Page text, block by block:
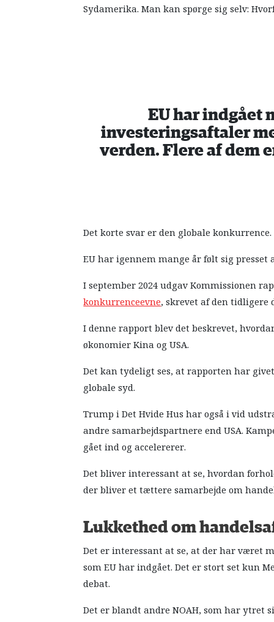
Sydamerika. Man kan spørge sig selv:
EU har indgået
investeringsaftaler
verden. Flere af dem
Det korte svar er den globale konkurrence.
EU har igennem mange år følt sig presset
I september 2024 udgav Kommissionen
konkurrenceevne, skrevet af den
I denne rapport blev det beskrevet,
økonomier Kina og USA.
Det kan tydeligt ses, at rapporten har
globale syd.
Trump i Det Hvide Hus har også i vid
andre samarbejdspartnere end USA.
gået ind og accelererer.
Det bliver interessant at se, hvordan
der bliver et tættere samarbejde om
Lukkethed om
Det er interessant at se, at der har været
som EU har indgået. Det er stort set kun
debat.
Det er blandt andre NOAH, som har ytret